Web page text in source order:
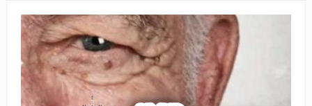
APA HUKUM MEMPERCEPAT PEMBAYARAN ZAKAT
SEBELUM TIBA SAAT WAJIB?
HAKIKAT NIKMAT DI DUNIA!
BAGAIMANA CARA MEMBAYAR ZAKAT UANG?